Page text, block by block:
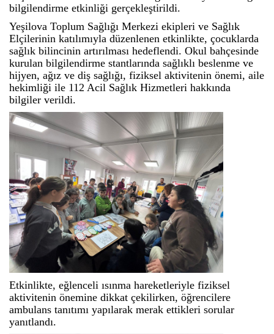
bilgilendirme etkinliği gerçekleştirildi.
Yeşilova Toplum Sağlığı Merkezi ekipleri ve Sağlık
Elçilerinin katılımıyla düzenlenen etkinlikte, çocuklarda
sağlık bilincinin artırılması hedeflendi. Okul bahçesinde
kurulan bilgilendirme stantlarında sağlıklı beslenme ve
hijyen, ağız ve diş sağlığı, fiziksel aktivitenin önemi, aile
hekimliği ile 112 Acil Sağlık Hizmetleri hakkında
bilgiler verildi.
Etkinlikte, eğlenceli ısınma hareketleriyle fiziksel
aktivitenin önemine dikkat çekilirken, öğrencilere
ambulans tanıtımı yapılarak merak ettikleri sorular
yanıtlandı.